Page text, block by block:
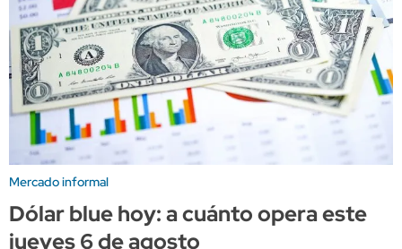
Mercado informal
Dólar blue hoy: a cuánto opera este
jueves 6 de agosto